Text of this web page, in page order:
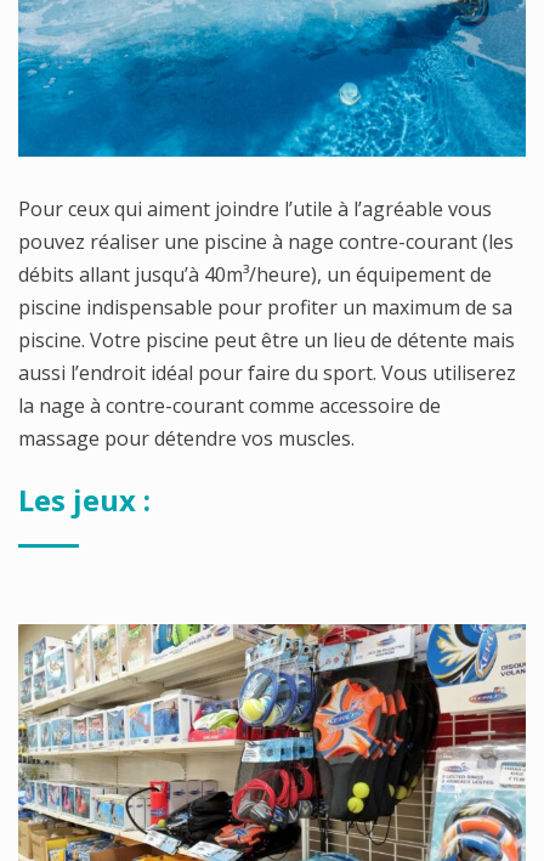
Pour ceux qui aiment joindre l’utile à l’agréable vous
pouvez réaliser une piscine à nage contre-courant (les
débits allant jusqu’à 40m³/heure), un équipement de
piscine indispensable pour profiter un maximum de sa
piscine. Votre piscine peut être un lieu de détente mais
aussi l’endroit idéal pour faire du sport. Vous utiliserez
la nage à contre-courant comme accessoire de
massage pour détendre vos muscles.
Les jeux :